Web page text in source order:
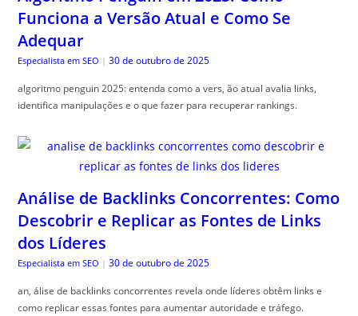
Funciona a Versão Atual e Como Se
Adequar
Especialista em SEO | 30 de outubro de 2025
algoritmo penguin 2025: entenda como a vers, ão atual avalia links,
identifica manipulações e o que fazer para recuperar rankings.
Análise de Backlinks Concorrentes: Como
Descobrir e Replicar as Fontes de Links
dos Líderes
Especialista em SEO | 30 de outubro de 2025
an, álise de backlinks concorrentes revela onde líderes obtêm links e
como replicar essas fontes para aumentar autoridade e tráfego.